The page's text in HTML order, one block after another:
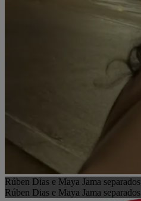
Rúben Dias e Maya Jama
Rúben Dias e Maya Jama